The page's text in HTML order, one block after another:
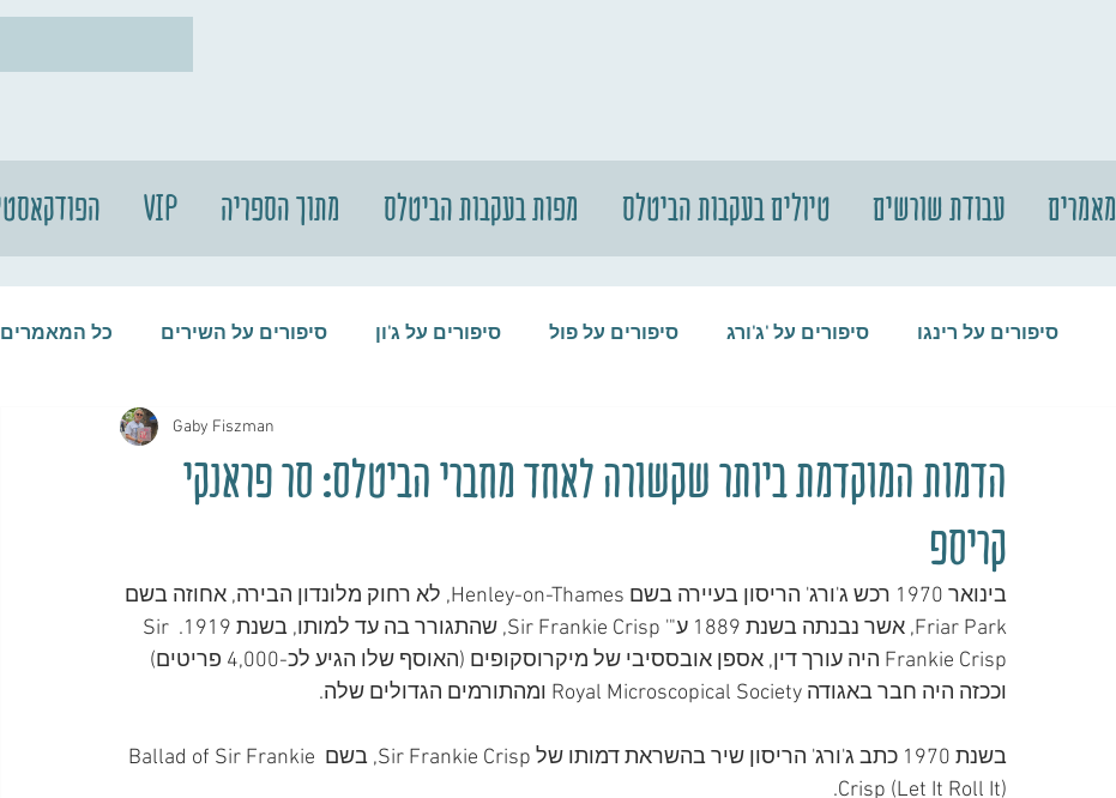
VIP מתוך הספריה מפות בעקבות הביטלס טיולים בעקבות הביטלס עבודת שורשים מאמרים
כל המאמרים סיפורים על השירים סיפורים על ג'ון סיפורים על פול סיפורים על 'ג'ורג סיפורים על רינגו
סיפורים על הביטלס סיפורים על התקליטים
הדמות המוקדמת ביותר שקשורה לאחד מחברי הביטלס: סר פראנקי
קריספ
Gaby Fiszman
בינואר 1970 רכש ג'ורג' הריסון בעיירה בשם Henley-on-Thames, לא רחוק מלונדון הבירה, אחוזה בשם
Friar Park, אשר נבנתה בשנת 1889 ע"' Sir Frankie Crisp, שהתגורר בה עד למותו, בשנת 1919. Sir
Frankie Crisp היה עורך דין, אספן אובססיבי של מיקרוסקופים (האוסף שלו הגיע לכ-4,000 פריטים)
וככזה היה חבר באגודה Royal Microscopical Society ומהתורמים הגדולים שלה.
בשנת 1970 כתב ג'ורג' הריסון שיר בהשראת דמותו של Sir Frankie Crisp, בשם Ballad of Sir Frankie
Crisp (Let It Roll It).